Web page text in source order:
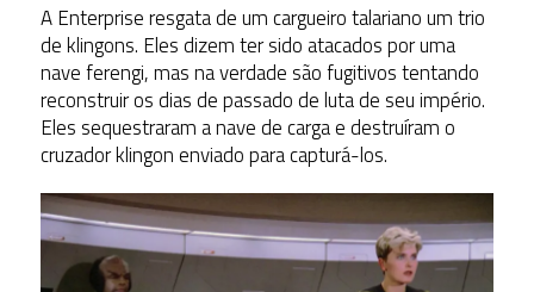
A Enterprise resgata de um cargueiro talariano um trio
de klingons. Eles dizem ter sido atacados por uma
nave ferengi, mas na verdade são fugitivos tentando
reconstruir os dias de passado de luta de seu império.
Eles sequestraram a nave de carga e destruíram o
cruzador klingon enviado para capturá-los.